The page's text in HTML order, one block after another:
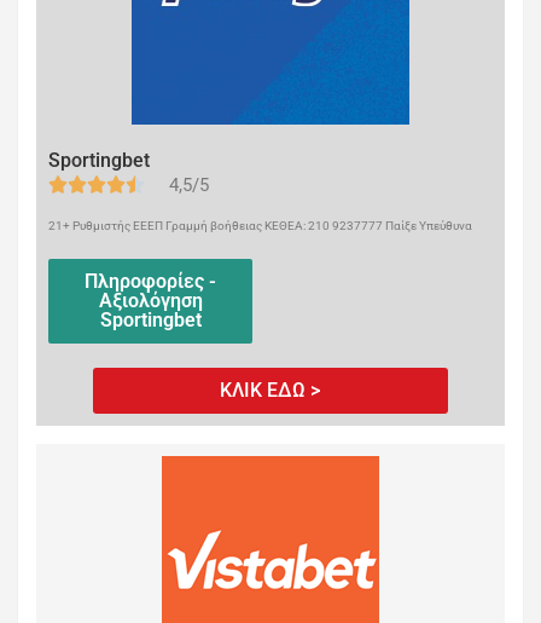
Sportingbet
4,5/5
21+ Ρυθμιστής ΕΕΕΠ Γραμμή βοήθειας ΚΕΘΕΑ: 210 9237777 Παίξε Υπεύθυνα
Πληροφορίες -
Αξιολόγηση
Sportingbet
ΚΛΙΚ ΕΔΩ >